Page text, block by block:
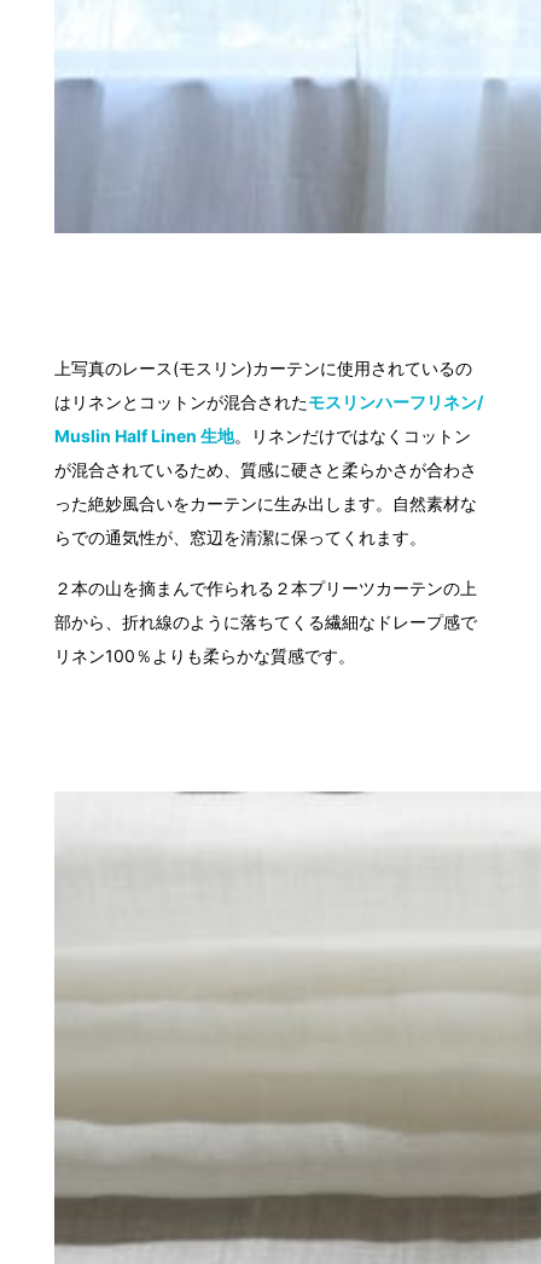
上写真のレース(モスリン)カーテンに使用されているの
はリネンとコットンが混合されたモスリンハーフリネン/
Muslin Half Linen 生地。リネンだけではなくコットン
が混合されているため、質感に硬さと柔らかさが合わさ
った絶妙風合いをカーテンに生み出します。自然素材な
らでの通気性が、窓辺を清潔に保ってくれます。
２本の山を摘まんで作られる２本プリーツカーテンの上
部から、折れ線のように落ちてくる繊細なドレープ感で
リネン100％よりも柔らかな質感です。